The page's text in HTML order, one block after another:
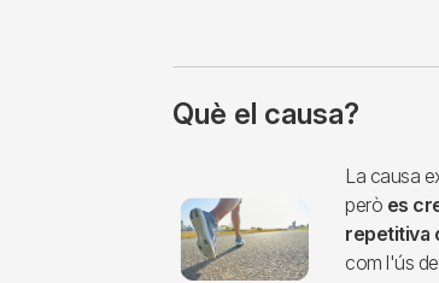
Què el causa?
La causa
però es
repetitiva
com l'ús